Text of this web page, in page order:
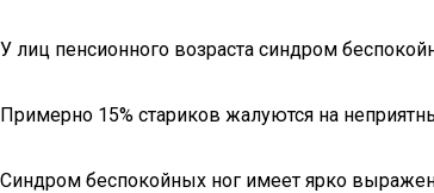
У лиц пенсионного возраста синдром
Примерно 15% стариков жалуются на
Синдром беспокойных ног имеет ярко